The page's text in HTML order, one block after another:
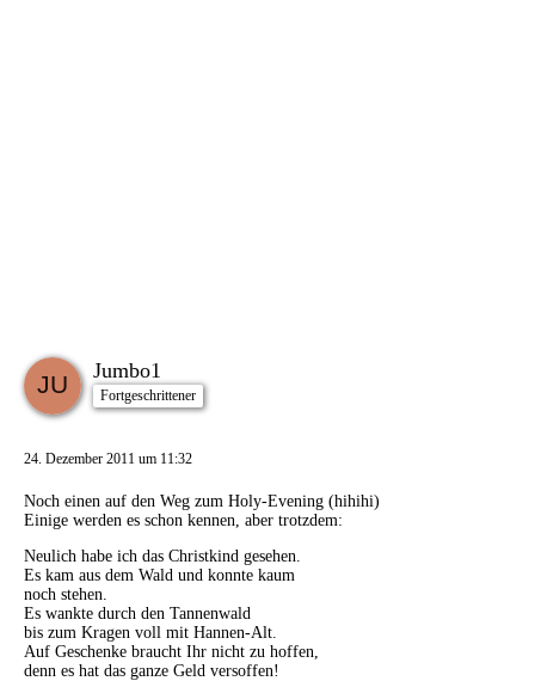
Jumbo1
Fortgeschrittener
24. Dezember 2011 um 11:32
Noch einen auf den Weg zum Holy-Evening (hihihi)
Einige werden es schon kennen, aber trotzdem:
Neulich habe ich das Christkind gesehen.
Es kam aus dem Wald und konnte kaum
noch stehen.
Es wankte durch den Tannenwald
bis zum Kragen voll mit Hannen-Alt.
Auf Geschenke braucht Ihr nicht zu hoffen,
denn es hat das ganze Geld versoffen!